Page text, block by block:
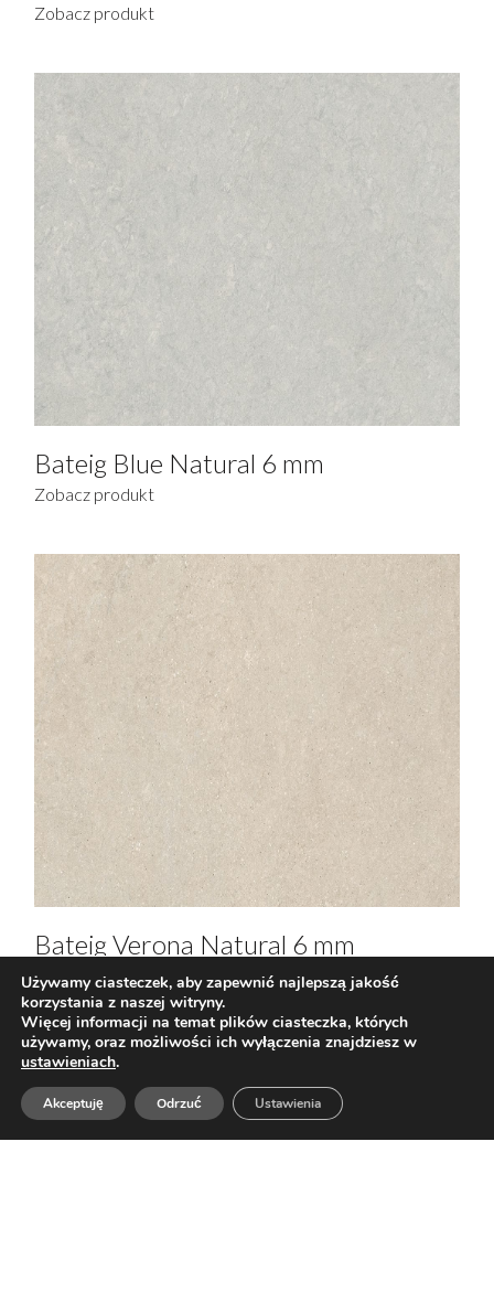
Zobacz produkt
Bateig Blue Natural 6 mm
Zobacz produkt
Bateig Verona Natural 6 mm
Zobacz produkt
Nuevo
Używamy ciasteczek, aby zapewnić najlepszą jakość
korzystania z naszej witryny.
Więcej informacji na temat plików ciasteczka, których
używamy, oraz możliwości ich wyłączenia znajdziesz w
ustawieniach.
Akceptuję Odrzuć Ustawienia